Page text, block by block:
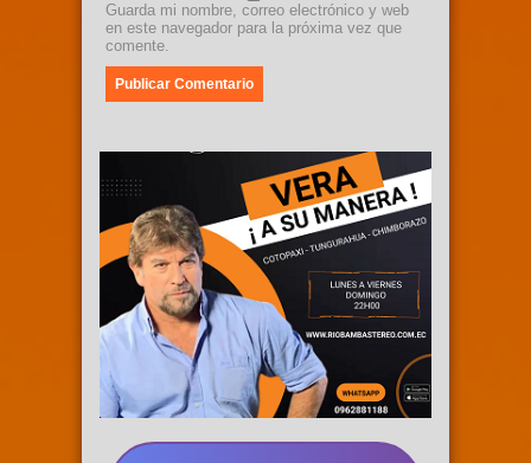
Guarda mi nombre, correo electrónico y web
en este navegador para la próxima vez que
comente.